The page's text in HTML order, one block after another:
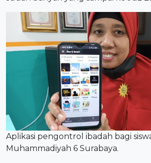
Aplikasi pengontrol ibadah bagi
Muhammadiyah 6 Surabaya.